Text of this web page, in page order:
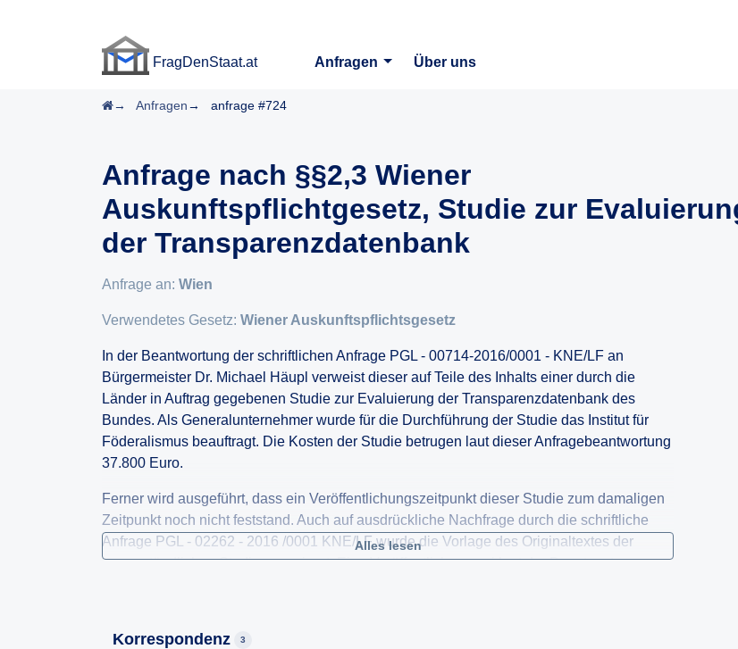
FragDenStaat.at
Anfragen
Über uns
Startseite
Anfragen anfrage #724
Anfrage nach §§2,3 Wiener
Auskunftspflichtgesetz, Studie zur
der Transparenzdatenbank
Anfrage an: Wien
Verwendetes Gesetz: Wiener Auskunftspflichtsgesetz
In der Beantwortung der schriftlichen Anfrage PGL - 00714-2016/0001 - KNE/LF an
Bürgermeister Dr. Michael Häupl verweist dieser auf Teile des Inhalts einer durch die
Länder in Auftrag gegebenen Studie zur Evaluierung der Transparenzdatenbank des
Bundes. Als Generalunternehmer wurde für die Durchführung der Studie das Institut für
Föderalismus beauftragt. Die Kosten der Studie betrugen laut dieser Anfragebeantwortung
37.800 Euro.
Ferner wird ausgeführt, dass ein Veröffentlichungszeitpunkt dieser Studie zum damaligen
Zeitpunkt noch nicht feststand. Auch auf ausdrückliche Nachfrage durch die schriftliche
Anfrage PGL - 02262 - 2016 /0001 KNE/LF wurde die Vorlage des Originaltextes der
gegenständlichen Studie verweigert. Eine Veröffentlichung sei laut der Beantwortung
Alles lesen
Korrespondenz 3